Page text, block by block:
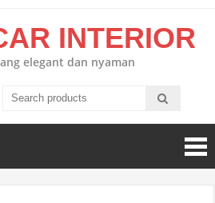
INTERIOR
elegant dan nyaman